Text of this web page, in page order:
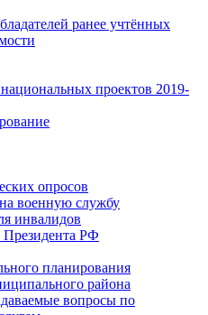
ранее учтённых
проектов 2019-
опросов
военную службу
инвалидов
Президента РФ
планирования
района
вопросы по